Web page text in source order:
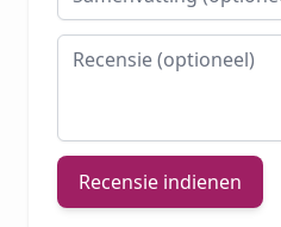
Recensie
Recensie indienen